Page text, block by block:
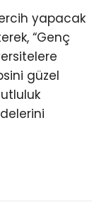
yapacak
“Genç
güzel